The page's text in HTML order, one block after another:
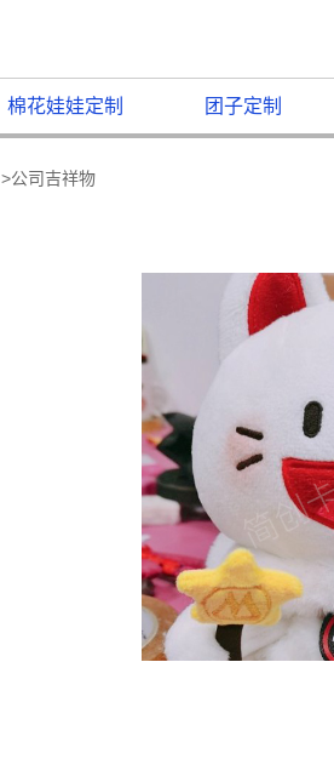
棉花娃娃定制 团子定制
>公司吉祥物